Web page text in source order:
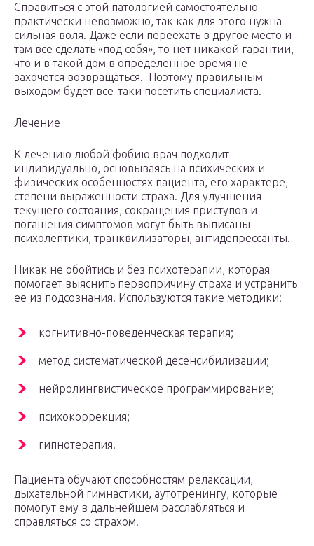
Справиться с этой патологией самостоятельно
практически невозможно, так как для этого нужна
сильная воля. Даже если переехать в другое место и
там все сделать «под себя», то нет никакой гарантии,
что и в такой дом в определенное время не
захочется возвращаться. Поэтому правильным
выходом будет все-таки посетить специалиста.
Лечение
К лечению любой фобию врач подходит
индивидуально, основываясь на психических и
физических особенностях пациента, его характере,
степени выраженности страха. Для улучшения
текущего состояния, сокращения приступов и
погашения симптомов могут быть выписаны
психолептики, транквилизаторы, антидепрессанты.
Никак не обойтись и без психотерапии, которая
помогает выяснить первопричину страха и устранить
ее из подсознания. Используются такие методики:
когнитивно-поведенческая терапия;
метод систематической десенсибилизации;
нейролингвистическое программирование;
психокоррекция;
гипнотерапия.
Пациента обучают способностям релаксации,
дыхательной гимнастики, аутотренингу, которые
помогут ему в дальнейшем расслабляться и
справляться со страхом.